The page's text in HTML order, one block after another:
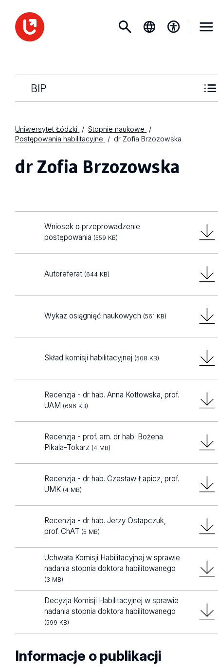
BIP
Uniwersytet Łódzki
Stopnie naukowe
Postępowania habilitacyjne
dr Zofia Brzozowska
dr Zofia Brzozowska
Wniosek o przeprowadzenie
postępowania (559 KB)
Autoreferat (644 KB)
Wykaz osiągnięć naukowych (561 KB)
Skład komisji habilitacyjnej (508 KB)
Recenzja - dr hab. Anna Kotłowska, prof.
UAM (696 KB)
Recenzja - prof. em. dr hab. Bożena
Pikala-Tokarz (4 MB)
Recenzja - dr hab. Czesław Łapicz, prof.
UMK (4 MB)
Recenzja - dr hab. Jerzy Ostapczuk,
prof. ChAT (5 MB)
Uchwała Komisji Habilitacyjnej w sprawie
nadania stopnia doktora habilitowanego
(3 MB)
Decyzja Komisji Habilitacyjnej w sprawie
nadania stopnia doktora habilitowanego
(599 KB)
Informacje o publikacji